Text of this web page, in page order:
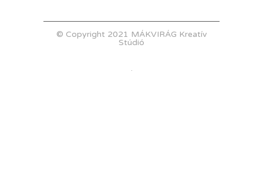
© Copyright 2021 MÁKVIRÁG Kreatív
Stúdió
.